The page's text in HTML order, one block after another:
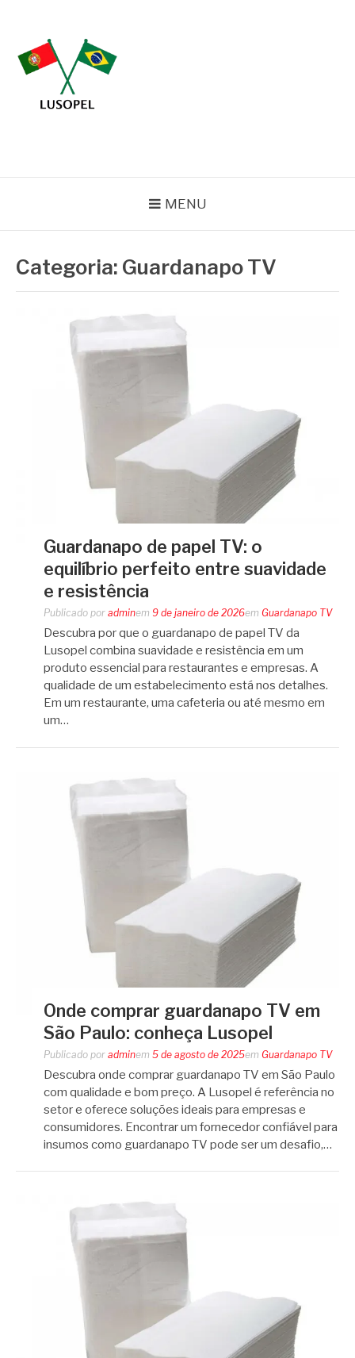
conteúdo
MENU
Categoria: Guardanapo TV
Guardanapo de papel TV: o
equilíbrio perfeito entre suavidade
e resistência
Publicado por adminem 9 de janeiro de 2026em Guardanapo TV
Descubra por que o guardanapo de papel TV da
Lusopel combina suavidade e resistência em um
produto essencial para restaurantes e empresas. A
qualidade de um estabelecimento está nos detalhes.
Em um restaurante, uma cafeteria ou até mesmo em
um…
Onde comprar guardanapo TV em
São Paulo: conheça Lusopel
Publicado por adminem 5 de agosto de 2025em Guardanapo TV
Descubra onde comprar guardanapo TV em São Paulo
com qualidade e bom preço. A Lusopel é referência no
setor e oferece soluções ideais para empresas e
consumidores. Encontrar um fornecedor confiável para
insumos como guardanapo TV pode ser um desafio,…